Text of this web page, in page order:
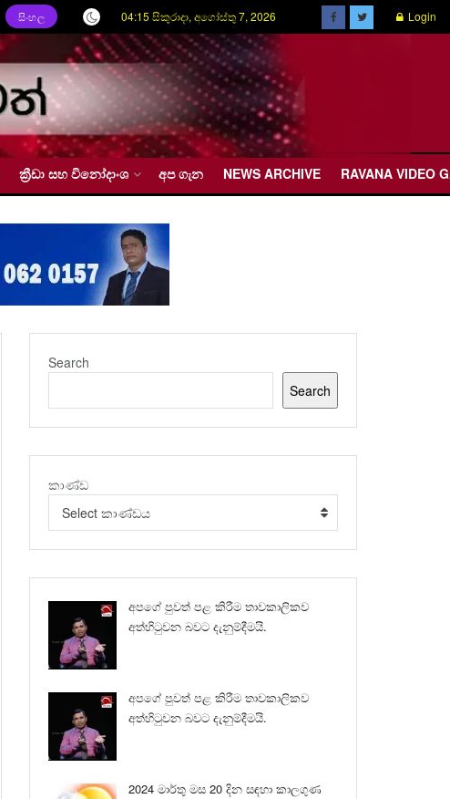
සිංහල 04:15 සිකුරාදා, අගෝස්තු 7, 2026 Login
ක්‍රීඩා සහ විනෝදාංශ අප ගැන NEWS ARCHIVE RAVANA VIDEO
Search
Search
කාණ්ඩ
Select කාණ්ඩය
අපගේ පුවත් පළ කිරීම තාවකාලිකව
අත්හිටුවන බවට දැනුම්දීමයි.
අපගේ පුවත් පළ කිරීම තාවකාලිකව
අත්හිටුවන බවට දැනුම්දීමයි.
2024 මාර්තු මස 20 දින සඳහා කාලගුණ